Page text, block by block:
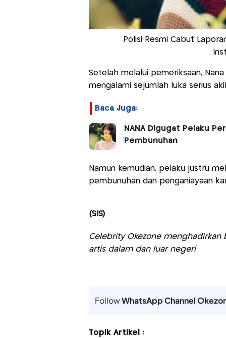
Polisi Resmi Cabut
Setelah melalui pemeriksaan,
mengalami sejumlah luka serius
Baca Juga:
NANA Digugat Pelaku
Pembunuhan
Namun kemudian, pelaku justru
pembunuhan dan penganiayaan
(SIS)
Celebrity Okezone
artis dalam dan luar negeri
FollowWhatsApp Channel
Topik Artikel :